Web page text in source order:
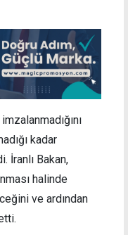
kadar
İranlı Bakan,
halinde
ve ardından